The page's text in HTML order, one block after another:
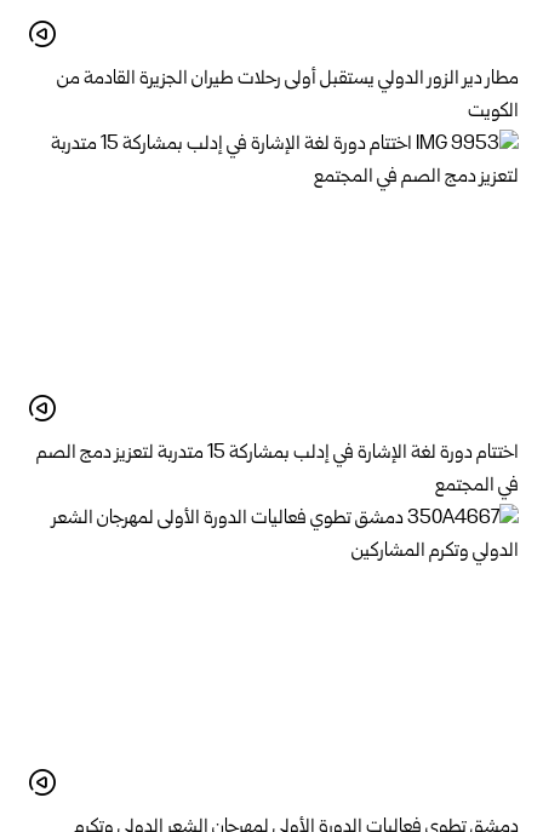
مطار دير الزور الدولي يستقبل أولى رحلات طيران الجزيرة ‏القادمة من
الكويت
اختتام دورة لغة الإشارة في إدلب بمشاركة 15 متدربة لتعزيز دمج الصم
في المجتمع